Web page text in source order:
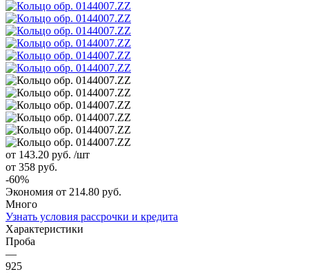
от 143.20 руб. /шт
от 358 руб.
-60%
Экономия от 214.80 руб.
Много
Узнать условия рассрочки и кредита
Характеристики
Проба
—
925